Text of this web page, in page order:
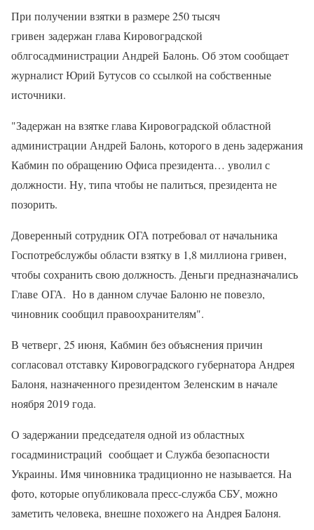
При получении взятки в размере 250 тысяч
гривен задержан глава Кировоградской
облгосадминистрации Андрей Балонь. Об этом сообщает
журналист Юрий Бутусов со ссылкой на собственные
источники.
"Задержан на взятке глава Кировоградской областной
администрации Андрей Балонь, которого в день задержания
Кабмин по обращению Офиса президента… уволил с
должности. Ну, типа чтобы не палиться, президента не
позорить.
Доверенный сотрудник ОГА потребовал от начальника
Госпотребслужбы области взятку в 1,8 миллиона гривен,
чтобы сохранить свою должность. Деньги предназначались
Главе ОГА. Но в данном случае Балоню не повезло,
чиновник сообщил правоохранителям".
В четверг, 25 июня, Кабмин без объяснения причин
согласовал отставку Кировоградского губернатора Андрея
Балоня, назначенного президентом Зеленским в начале
ноября 2019 года.
О задержании председателя одной из областных
госадминистраций сообщает и Служба безопасности
Украины. Имя чиновника традиционно не называется. На
фото, которые опубликовала пресс-служба СБУ, можно
заметить человека, внешне похожего на Андрея Балоня.